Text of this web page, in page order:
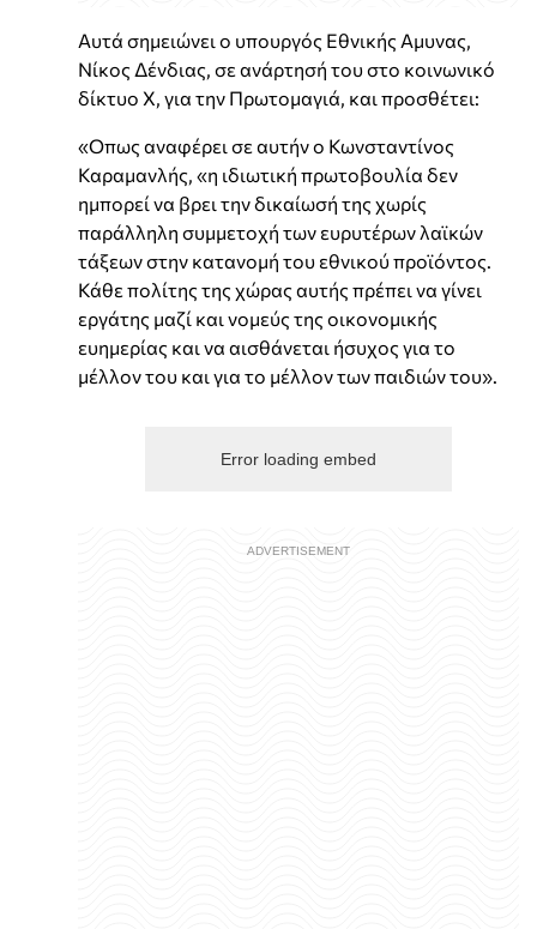
Αυτά σημειώνει ο υπουργός Εθνικής Αμυνας,
Νίκος Δένδιας, σε ανάρτησή του στο κοινωνικό
δίκτυο Χ, για την Πρωτομαγιά, και προσθέτει:
«Οπως αναφέρει σε αυτήν ο Κωνσταντίνος
Καραμανλής, «η ιδιωτική πρωτοβουλία δεν
ημπορεί να βρει την δικαίωσή της χωρίς
παράλληλη συμμετοχή των ευρυτέρων λαϊκών
τάξεων στην κατανομή του εθνικού προϊόντος.
Κάθε πολίτης της χώρας αυτής πρέπει να γίνει
εργάτης μαζί και νομεύς της οικονομικής
ευημερίας και να αισθάνεται ήσυχος για το
μέλλον του και για το μέλλον των παιδιών του».
Error loading embed